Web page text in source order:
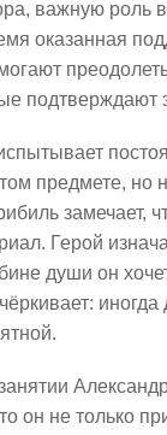
важную роль в
оказанная
подтверждают
предмете, но
замечает,
Герой
души он
он не только